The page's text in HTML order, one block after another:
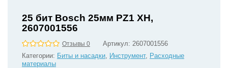
25 бит Bosch 25мм PZ1 XH,
2607001556
Отзывы 0 Артикул: 2607001556
Категории: Биты и насадки, Инструмент, Расходные
материалы